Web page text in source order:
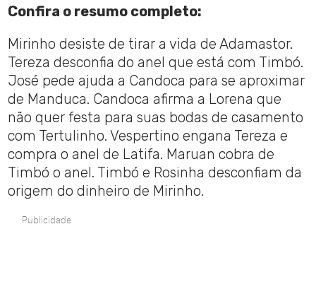
Confira o resumo completo:
Mirinho desiste de tirar a vida de Adamastor.
Tereza desconfia do anel que está com Timbó.
José pede ajuda a Candoca para se aproximar
de Manduca. Candoca afirma a Lorena que
não quer festa para suas bodas de casamento
com Tertulinho. Vespertino engana Tereza e
compra o anel de Latifa. Maruan cobra de
Timbó o anel. Timbó e Rosinha desconfiam da
origem do dinheiro de Mirinho.
Publicidade